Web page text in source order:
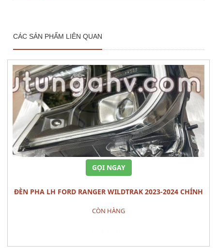
CÁC SẢN PHẨM LIÊN QUAN
GỌI NGAY
ĐÈN PHA LH FORD RANGER WILDTRAK 2023-2024 CHÍNH
CÒN HÀNG